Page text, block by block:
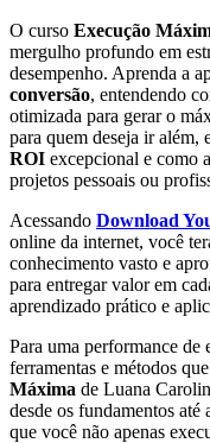
O curso Execução
mergulho profundo em
desempenho. Aprenda a
conversão, entendendo
otimizada para gerar o
para quem deseja ir além,
ROI excepcional e como
projetos pessoais ou
Acessando Download
online da internet, você
conhecimento vasto e
para entregar valor em
aprendizado prático e
Para uma performance de
ferramentas e métodos
Máxima de Luana
desde os fundamentos até
que você não apenas